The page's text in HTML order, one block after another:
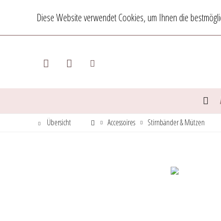
Diese Website verwendet Cookies, um Ihnen die
Übersicht Accessoires Stirnbänder & Mützen